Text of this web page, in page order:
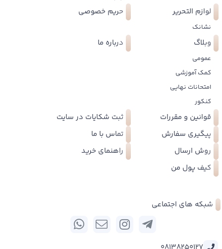
لوازم التحریر
نشانک
حریم خصوصی
وبلاگ
عمومی
کمک آموزشی
امتحانات نهایی
کنکور
درباره ما
قوانین و مقررات
ثبت شکایات در سایت
پیگیری سفارش
تماس با ما
روش ارسال
راهنمای خرید
کیف پول من
شبکه های اجتماعی